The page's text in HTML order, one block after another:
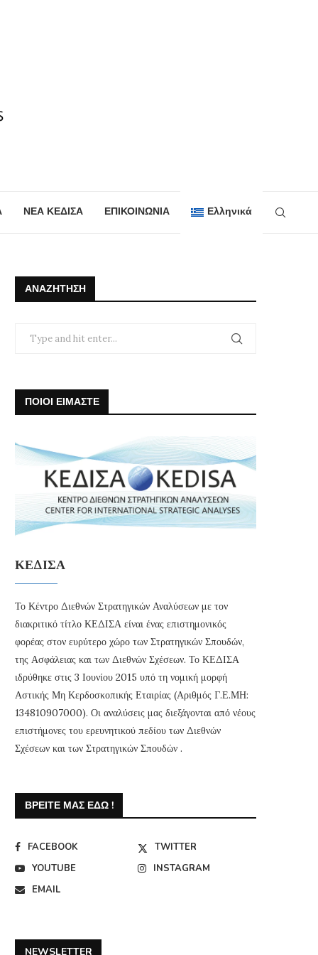
ΝΕΑ ΚΕΔΙΣΑ ΕΠΙΚΟΙΝΩΝΙΑ Ελληνικά
ΑΝΑΖΉΤΗΣΗ
ΠΟΙΟΙ ΕΙΜΑΣΤΕ
ΚΕΔΙΣΑ
Το Κέντρο Διεθνών Στρατηγικών Αναλύσεων με τον
διακριτικό τίτλο ΚΕΔΙΣΑ είναι ένας επιστημονικός
φορέας στον ευρύτερο χώρο των Στρατηγικών Σπουδών,
της Ασφάλειας και των Διεθνών Σχέσεων. Το ΚΕΔΙΣΑ
ιδρύθηκε στις 3 Ιουνίου 2015 υπό τη νομική μορφή
Αστικής Μη Κερδοσκοπικής Εταιρίας (Αριθμός Γ.Ε.ΜΗ:
134810907000). Οι αναλύσεις μας διεξάγονται από νέους
επιστήμονες του ερευνητικού πεδίου των Διεθνών
Σχέσεων και των Στρατηγικών Σπουδών .
ΒΡΕΊΤΕ ΜΑΣ ΕΔΏ !
FACEBOOK
TWITTER
YOUTUBE
INSTAGRAM
EMAIL
NEWSLETTER